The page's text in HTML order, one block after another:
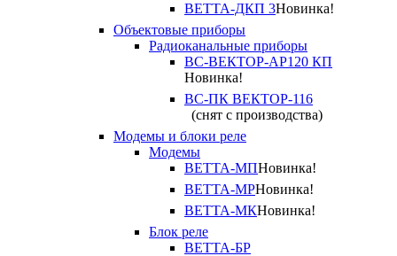
ВЕТТА-ДКП 3Новинка!
Объектовые приборы
Радиоканальные приборы
ВС-ВЕКТОР-АР120 КП
Новинка!
ВС-ПК ВЕКТОР-116
(снят с производства)
Модемы и блоки реле
Модемы
ВЕТТА-МПНовинка!
ВЕТТА-МРНовинка!
ВЕТТА-МКНовинка!
Блок реле
ВЕТТА-БР